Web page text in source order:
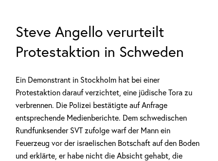
Steve Angello verurteilt
Protestaktion in Schweden
Ein Demonstrant in Stockholm hat bei einer
Protestaktion darauf verzichtet, eine jüdische Tora zu
verbrennen. Die Polizei bestätigte auf Anfrage
entsprechende Medienberichte. Dem schwedischen
Rundfunksender SVT zufolge warf der Mann ein
Feuerzeug vor der israelischen Botschaft auf den Boden
und erklärte, er habe nicht die Absicht gehabt, die